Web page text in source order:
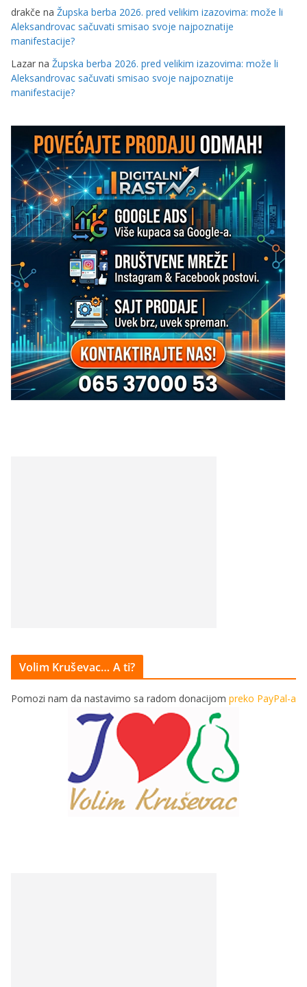
drakče na Župska berba 2026. pred velikim izazovima: može li
Aleksandrovac sačuvati smisao svoje najpoznatije
manifestacije?
Lazar na Župska berba 2026. pred velikim izazovima: može li
Aleksandrovac sačuvati smisao svoje najpoznatije
manifestacije?
Volim Kruševac… A ti?
Pomozi nam da nastavimo sa radom donacijom preko PayPal-a